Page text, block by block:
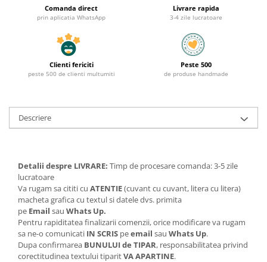
Comanda direct
prin aplicatia WhatsApp
Livrare rapida
3-4 zile lucratoare
Clienti fericiti
peste 500 de clienti multumiti
Peste 500
de produse handmade
Descriere
Detalii despre LIVRARE: Timp de procesare comanda: 3-5 zile
lucratoare
Va rugam sa cititi cu ATENTIE(cuvant cu cuvant, litera cu litera)
macheta grafica cu textul si datele dvs. primita
pe Email sau Whats Up.
Pentru rapiditatea finalizarii comenzii, orice modificare va rugam
sa ne-o comunicati IN SCRIS peemail sau Whats Up.
Dupa confirmarea BUNULUI de TIPAR, responsabilitatea privind
corectitudinea textului tiparitVA APARTINE.